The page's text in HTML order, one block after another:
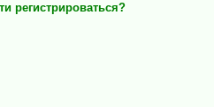
регистрироваться?